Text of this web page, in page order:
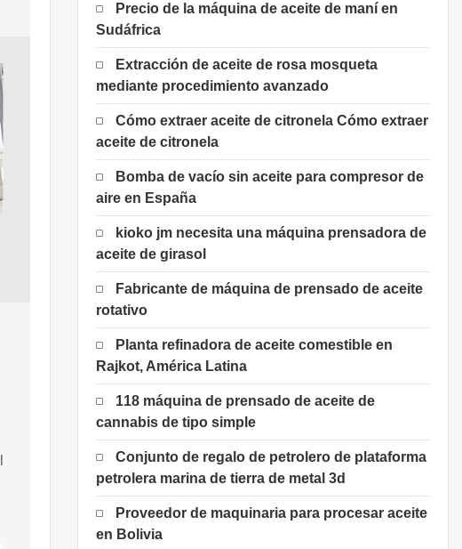
Precio de la máquina de aceite de maní en
Sudáfrica
Extracción de aceite de rosa mosqueta
mediante procedimiento avanzado
Cómo extraer aceite de citronela Cómo extraer
aceite de citronela
Bomba de vacío sin aceite para compresor de
aire en España
kioko jm necesita una máquina prensadora de
aceite de girasol
Fabricante de máquina de prensado de aceite
rotativo
Planta refinadora de aceite comestible en
Rajkot, América Latina
118 máquina de prensado de aceite de
cannabis de tipo simple
Conjunto de regalo de petrolero de plataforma
petrolera marina de tierra de metal 3d
Proveedor de maquinaria para procesar aceite
en Bolivia